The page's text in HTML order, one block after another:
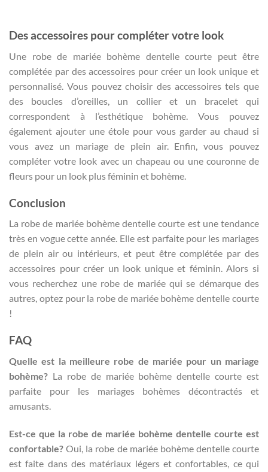
Des accessoires pour compléter votre look
Une robe de mariée bohème dentelle courte peut être
complétée par des accessoires pour créer un look unique et
personnalisé. Vous pouvez choisir des accessoires tels que
des boucles d’oreilles, un collier et un bracelet qui
correspondent à l’esthétique bohème. Vous pouvez
également ajouter une étole pour vous garder au chaud si
vous avez un mariage de plein air. Enfin, vous pouvez
compléter votre look avec un chapeau ou une couronne de
fleurs pour un look plus féminin et bohème.
Conclusion
La robe de mariée bohème dentelle courte est une tendance
très en vogue cette année. Elle est parfaite pour les mariages
de plein air ou intérieurs, et peut être complétée par des
accessoires pour créer un look unique et féminin. Alors si
vous recherchez une robe de mariée qui se démarque des
autres, optez pour la robe de mariée bohème dentelle courte
!
FAQ
Quelle est la meilleure robe de mariée pour un mariage
bohème? La robe de mariée bohème dentelle courte est
parfaite pour les mariages bohèmes décontractés et
amusants.
Est-ce que la robe de mariée bohème dentelle courte est
confortable? Oui, la robe de mariée bohème dentelle courte
est faite dans des matériaux légers et confortables, ce qui